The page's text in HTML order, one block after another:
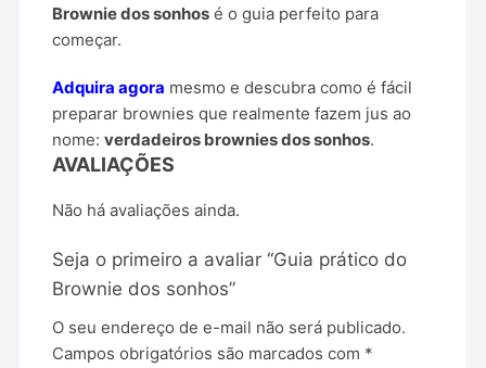
Brownie dos sonhos é o guia perfeito para
começar.
Adquira agora mesmo e descubra como é fácil
preparar brownies que realmente fazem jus ao
nome:verdadeiros brownies dos sonhos.
AVALIAÇÕES
Não há avaliações ainda.
Seja o primeiro a avaliar “Guia prático do
Brownie dos sonhos”
O seu endereço de e-mail não será publicado.
Campos obrigatórios são marcados com *